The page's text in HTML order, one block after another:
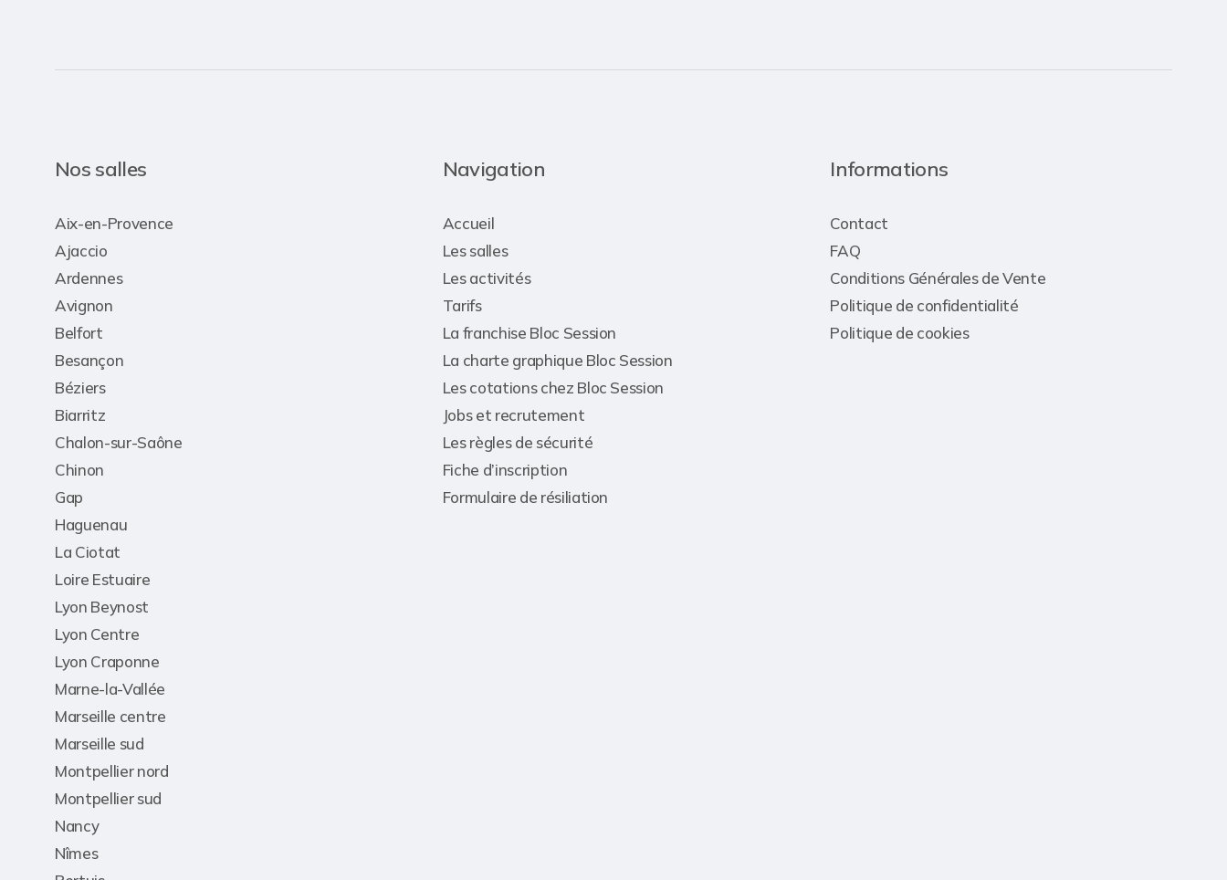
Nos salles
Aix-en-Provence
Ajaccio
Ardennes
Avignon
Belfort
Besançon
Béziers
Biarritz
Chalon-sur-Saône
Chinon
Gap
Haguenau
La Ciotat
Loire Estuaire
Lyon Beynost
Lyon Centre
Lyon Craponne
Marne-la-Vallée
Marseille centre
Marseille sud
Montpellier nord
Montpellier sud
Nancy
Nîmes
Navigation
Accueil
Les salles
Les activités
Tarifs
La franchise Bloc Session
La charte graphique Bloc Session
Les cotations chez Bloc Session
Jobs et recrutement
Les règles de sécurité
Fiche d’inscription
Formulaire de résiliation
Informations
Contact
FAQ
Conditions Générales de Vente
Politique de confidentialité
Politique de cookies